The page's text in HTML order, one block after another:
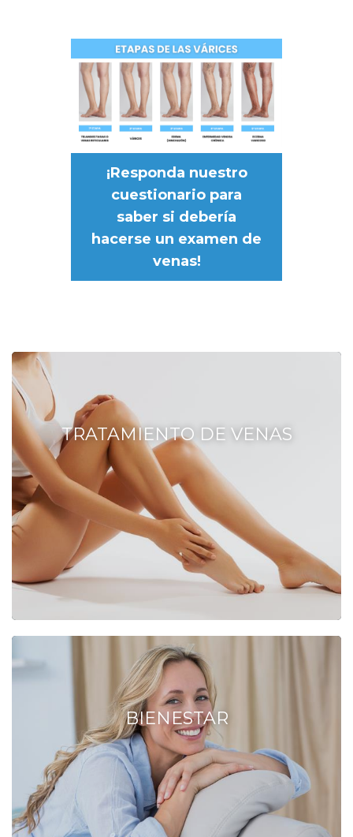
¡Responda nuestro
cuestionario para
saber si debería
hacerse un examen de
venas!
TRATAMIENTO DE VENAS
BIENESTAR